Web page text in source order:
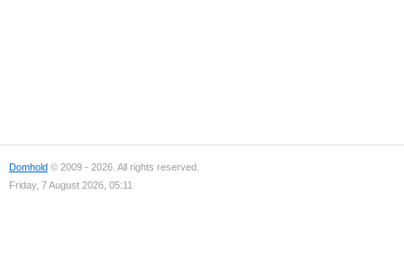
Domhold © 2009 - 2026. All rights reserved.
Friday, 7 August 2026, 05:11